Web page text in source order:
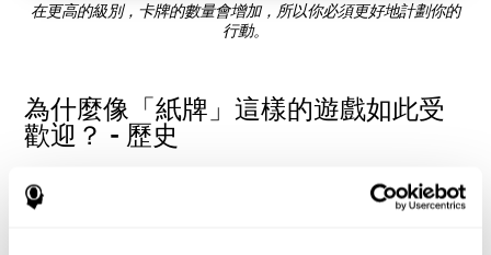
在更高的級別，卡牌的數量會增加，所以你必須更好地計劃你的
行動。
為什麼像「紙牌」這樣的遊戲如此受
歡迎？ - 歷史
紙牌遊戲的歷史可以追溯到18 世紀，最早出現在1783 年出版的
一本名為Das neue Königliche-Spiel 的德國書籍中。在那份參考文